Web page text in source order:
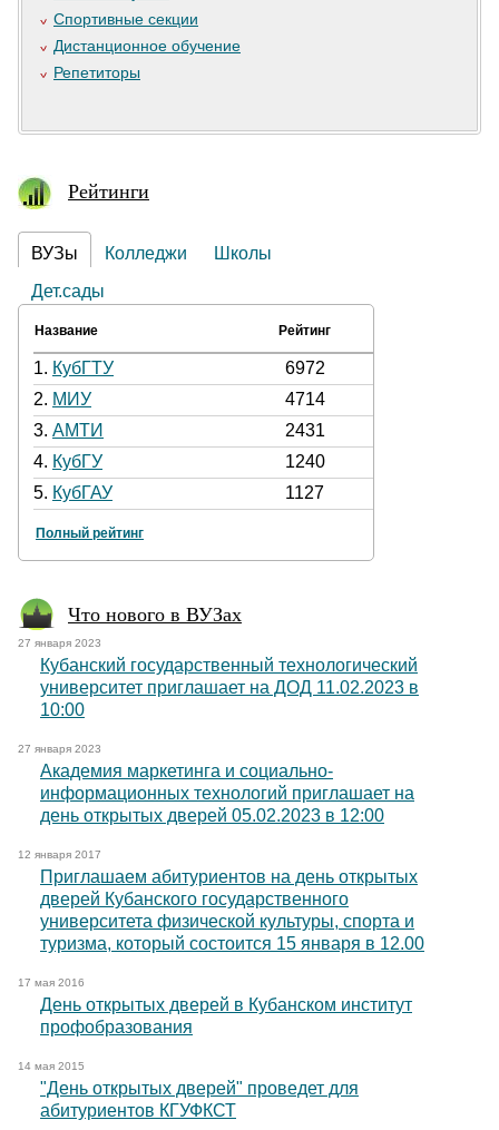
Спортивные секции
Дистанционное обучение
Репетиторы
Рейтинги
ВУЗы Колледжи
Школы
Дет.сады
Название Рейтинг
1. КубГТУ
6972
2. МИУ
4714
3. АМТИ
2431
4. КубГУ
1240
5. КубГАУ 1127
Полный рейтинг
Что нового в ВУЗах
27 января 2023
Кубанский государственный технологический
университет приглашает на ДОД 11.02.2023 в
10:00
27 января 2023
Академия маркетинга и социально-
информационных технологий приглашает на
день открытых дверей 05.02.2023 в 12:00
12 января 2017
Приглашаем абитуриентов на день открытых
дверей Кубанского государственного
университета физической культуры, спорта и
туризма, который состоится 15 января в 12.00
17 мая 2016
День открытых дверей в Кубанском институт
профобразования
14 мая 2015
"День открытых дверей" проведет для
абитуриентов КГУФКСТ